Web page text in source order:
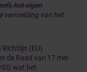
het eigen
vermelding van het
(EU)
de Raad van 17 mei
wat het